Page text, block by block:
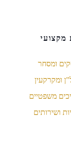
מקצועי
ומסחר
ומקרקעין
משפטיים
ושירותים